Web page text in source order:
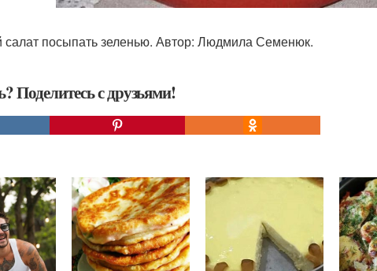
посыпать зеленью. Автор: Людмила Семенюк.
Поделитесь с друзьями!